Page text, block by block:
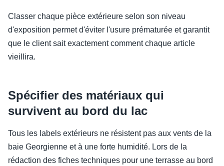
Classer chaque pièce extérieure selon son niveau
d'exposition permet d'éviter l'usure prématurée et garantit
que le client sait exactement comment chaque article
vieillira.
Spécifier des matériaux qui
survivent au bord du lac
Tous les labels extérieurs ne résistent pas aux vents de la
baie Georgienne et à une forte humidité. Lors de la
rédaction des fiches techniques pour une terrasse au bord